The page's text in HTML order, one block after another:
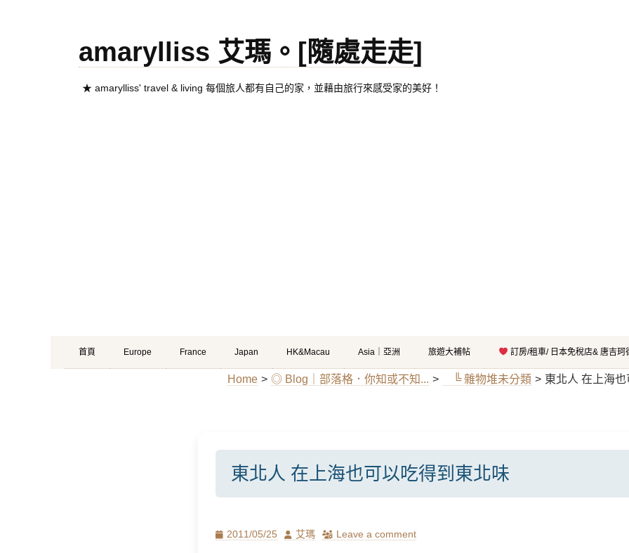
amarylliss 艾瑪。[隨處走走]
★ amarylliss' travel & living 每個旅人都有自己的家，並藉由旅行來感受家的美好！
Primary
Menu
Skip
to
首頁 Europe France Japan HK&Macau Asia｜亞洲 旅遊大補帖 訂房/租車/ 日本免稅店& 唐吉珂
Home > ◎ Blog｜部落格．你知或不知... > ╚ 雜物堆未分類 > 東北人 在上海
東北人 在上海也可以吃得到東北味
Posted
2011/05/25 Author
艾瑪 Leave a comment